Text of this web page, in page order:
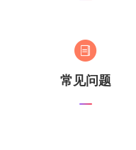
常见问题